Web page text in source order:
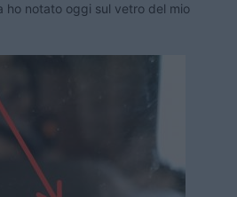
ho notato oggi sul vetro del mio